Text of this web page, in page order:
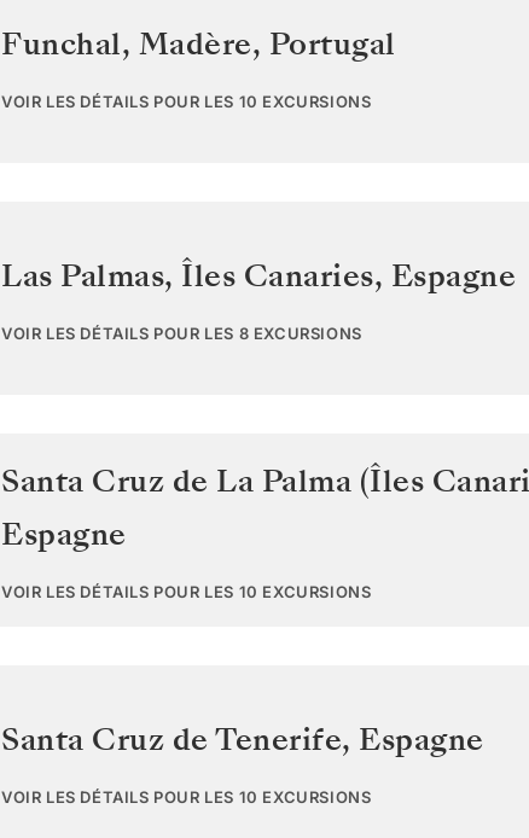
Funchal, Madère, Portugal
VOIR LES DÉTAILS POUR LES 10 EXCURSIONS
Las Palmas, Îles Canaries, Espagne
VOIR LES DÉTAILS POUR LES 8 EXCURSIONS
Santa Cruz de La Palma (Îles
Espagne
VOIR LES DÉTAILS POUR LES 10 EXCURSIONS
Santa Cruz de Tenerife, Espagne
VOIR LES DÉTAILS POUR LES 10 EXCURSIONS